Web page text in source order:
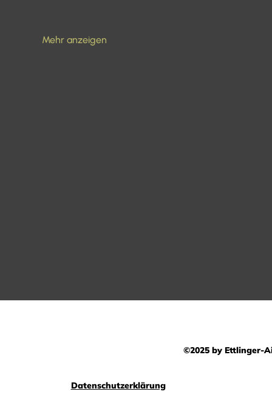
Mehr anzeigen
©2025 by Ettlinger-
Datenschutzerklärung